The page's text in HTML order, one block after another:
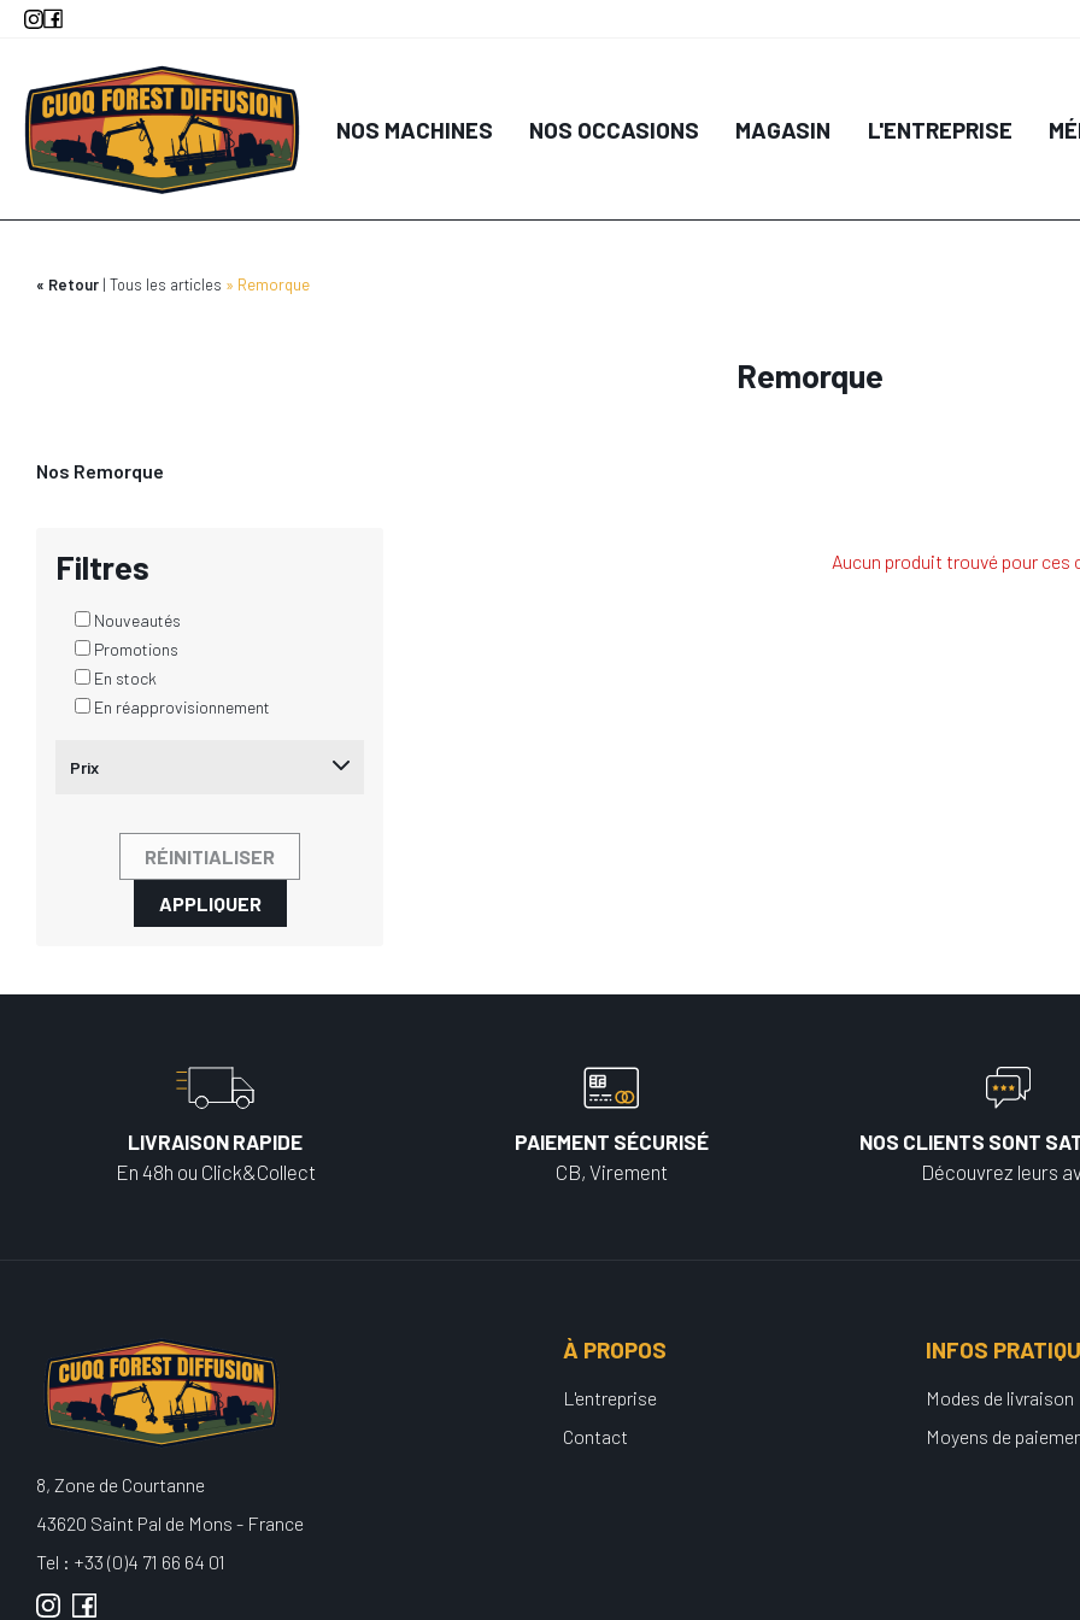
Aller
principal
NOS MACHINES NOS OCCASIONS MAGASIN L'ENTREPRISE
Retour Tous les articles Remorque
Remorque
Nos Remorque
Filtres
Nouveautés
Promotions
En stock
En réapprovisionnement
Prix
RÉINITIALISER
APPLIQUER
Aucun produit trouvé pour ces
LIVRAISON RAPIDE
En 48h ou Click&Collect
PAIEMENT SÉCURISÉ
CB, Virement
NOS CLIENTS SONT
Découvrez leurs
8, Zone de Courtanne
43620 Saint Pal de Mons - France
Tel : +33 (0)4 71 66 64 01
À PROPOS
L'entreprise
Contact
INFOS
Modes de livraison
Moyens de